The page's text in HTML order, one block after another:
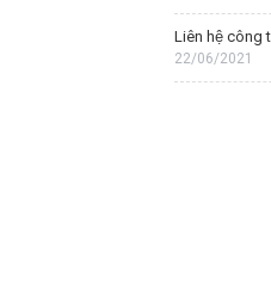
Liên hệ công
22/06/2021